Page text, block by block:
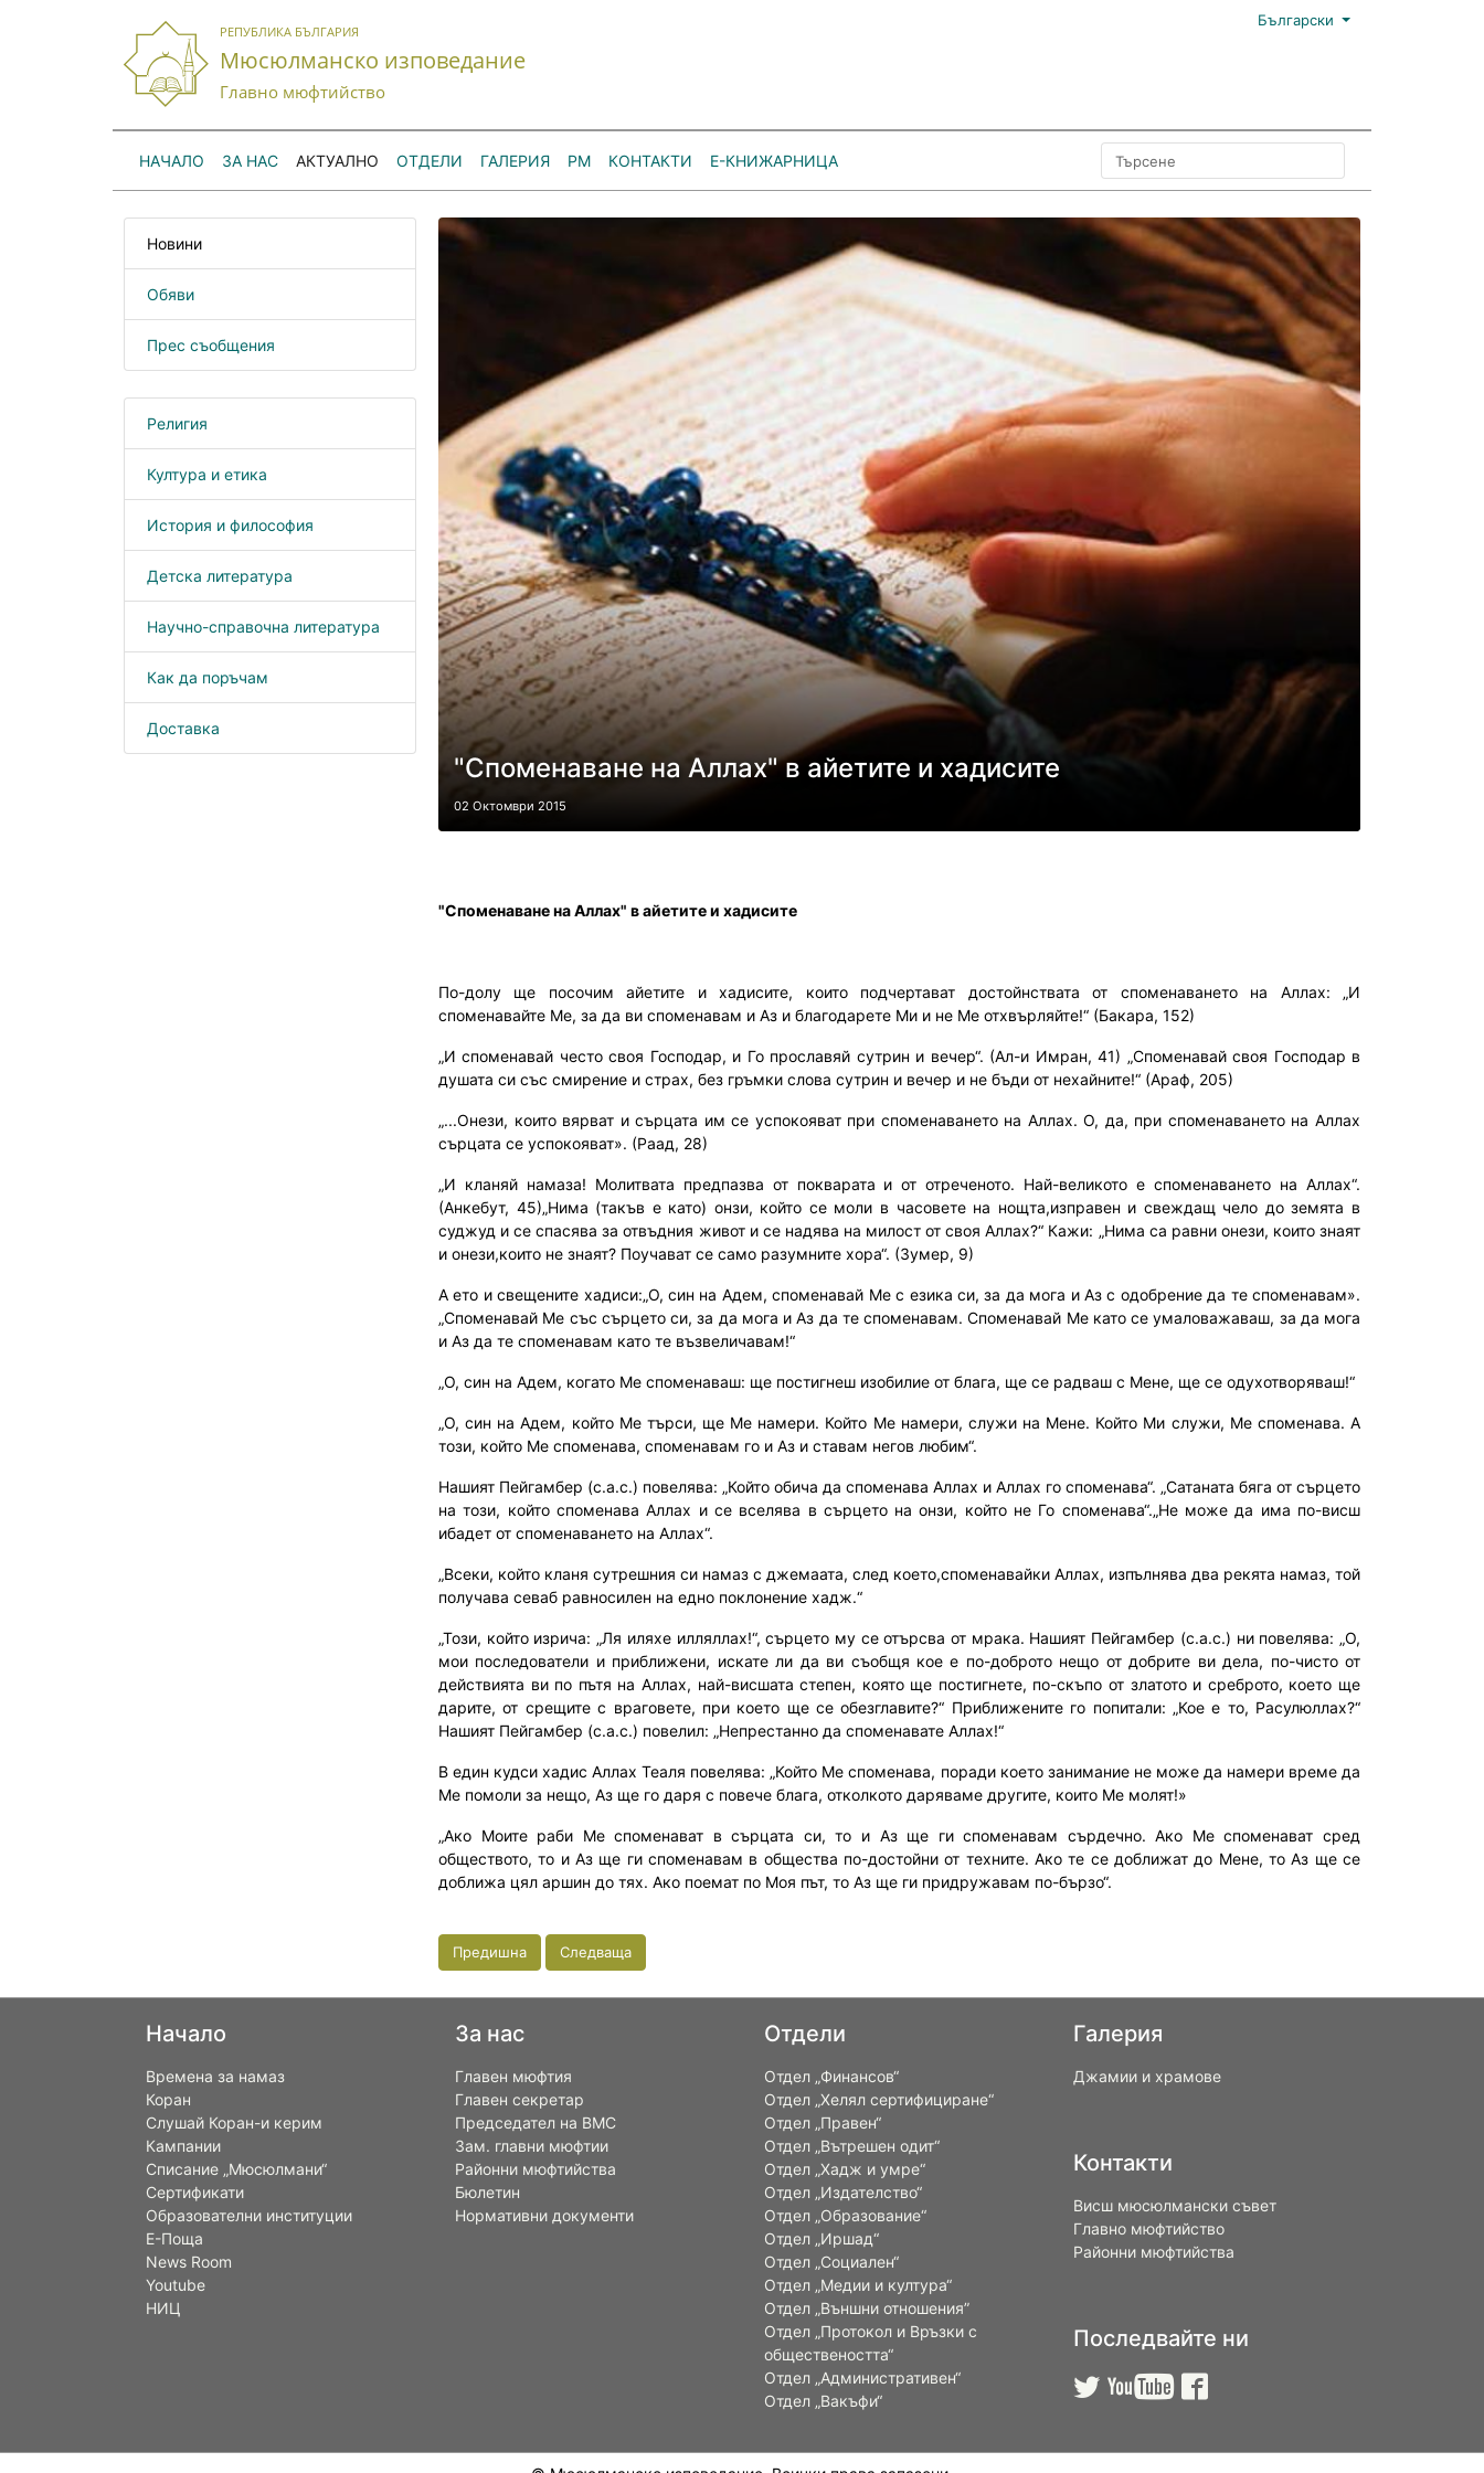
РЕПУБЛИКА БЪЛГАРИЯ
Мюсюлманско изповедание
Главно мюфтийство
Български
НАЧАЛО ЗА НАС АКТУАЛНО ОТДЕЛИ ГАЛЕРИЯ РМ КОНТАКТИ Е-КНИЖАРНИЦА
Новини
Обяви
Прес съобщения
Религия
Култура и етика
История и философия
Детска литература
Научно-справочна литература
Как да поръчам
Доставка
"Споменаване на Аллах" в айетите и хадисите
02 Октомври 2015
"Споменаване на Аллах" в айетите и хадисите
По-долу ще посочим айетите и хадисите, които подчертават достойнствата от споменаването на Аллах: „И
споменавайте Ме, за да ви споменавам и Аз и благодарете Ми и не Ме отхвърляйте!“ (Бакара, 152)
„И споменавай често своя Господар, и Го прославяй сутрин и вечер“. (Ал-и Имран, 41) „Споменавай своя Господар в
душата си със смирение и страх, без гръмки слова сутрин и вечер и не бъди от нехайните!“ (Араф, 205)
„...Онези, които вярват и сърцата им се успокояват при споменаването на Аллах. О, да, при споменаването на Аллах
сърцата се успокояват». (Раад, 28)
„И кланяй намаза! Молитвата предпазва от покварата и от отреченото. Най-великото е споменаването на Аллах“.
(Анкебут, 45)„Нима (такъв е като) онзи, който се моли в часовете на нощта,изправен и свеждащ чело до земята в
суджуд и се спасява за отвъдния живот и се надява на милост от своя Аллах?“ Кажи: „Нима са равни онези, които знаят
и онези,които не знаят? Поучават се само разумните хора“. (Зумер, 9)
А ето и свещените хадиси:„О, син на Адем, споменавай Ме с езика си, за да мога и Аз с одобрение да те споменавам».
„Споменавай Ме със сърцето си, за да мога и Аз да те споменавам. Споменавай Ме като се умаловажаваш, за да мога
и Аз да те споменавам като те възвеличавам!“
„О, син на Адем, когато Ме споменаваш: ще постигнеш изобилие от блага, ще се радваш с Мене, ще се одухотворяваш!“
„О, син на Адем, който Ме търси, ще Ме намери. Който Ме намери, служи на Мене. Който Ми служи, Ме споменава. А
този, който Ме споменава, споменавам го и Аз и ставам негов любим“.
Нашият Пейгамбер (с.а.с.) повелява: „Който обича да споменава Аллах и Аллах го споменава“. „Сатаната бяга от сърцето
на този, който споменава Аллах и се вселява в сърцето на онзи, който не Го споменава“.„Не може да има по-висш
ибадет от споменаването на Аллах“.
„Всеки, който кланя сутрешния си намаз с джемаата, след което,споменавайки Аллах, изпълнява два рекята намаз, той
получава севаб равносилен на едно поклонение хадж.“
„Този, който изрича: „Ля иляхе илляллах!“, сърцето му се отърсва от мрака. Нашият Пейгамбер (с.а.с.) ни повелява: „О,
мои последователи и приближени, искате ли да ви съобщя кое е по-доброто нещо от добрите ви дела, по-чисто от
действията ви по пътя на Аллах, най-висшата степен, която ще постигнете, по-скъпо от златото и среброто, което ще
дарите, от срещите с враговете, при което ще се обезглавите?“ Приближените го попитали: „Кое е то, Расулюллах?“
Нашият Пейгамбер (с.а.с.) повелил: „Непрестанно да споменавате Аллах!“
В един кудси хадис Аллах Теаля повелява: „Който Ме споменава, поради което занимание не може да намери време да
Ме помоли за нещо, Аз ще го даря с повече блага, отколкото даряваме другите, които Ме молят!»
„Ако Моите раби Ме споменават в сърцата си, то и Аз ще ги споменавам сърдечно. Ако Ме споменават сред
обществото, то и Аз ще ги споменавам в общества по-достойни от техните. Ако те се доближат до Мене, то Аз ще се
доближа цял аршин до тях. Ако поемат по Моя път, то Аз ще ги придружавам по-бързо“.
Предишна Следваща
Начало
Времена за намаз
Коран
Слушай Коран-и керим
Кампании
Списание „Мюсюлмани“
Сертификати
Образователни институции
Е-Поща
News Room
Youtube
НИЦ
За нас
Главен мюфтия
Главен секретар
Председател на ВМС
Зам. главни мюфтии
Районни мюфтийства
Бюлетин
Нормативни документи
Отдели
Отдел „Финансов“
Отдел „Хелял сертифициране“
Отдел „Правен“
Отдел „Вътрешен одит“
Отдел „Хадж и умре“
Отдел „Издателство“
Отдел „Образование“
Отдел „Иршад“
Отдел „Социален“
Отдел „Медии и култура“
Отдел „Външни отношения”
Oтдел „Протокол и Връзки с
обществеността“
Отдел „Административен“
Отдел „Вакъфи“
Галерия
Джамии и храмове
Контакти
Висш мюсюлмански съвет
Главно мюфтийство
Районни мюфтийства
Последвайте ни
  